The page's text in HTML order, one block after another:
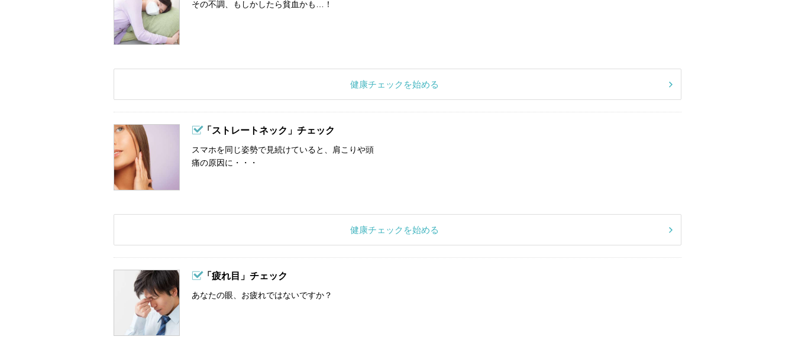
その不調、もしかしたら貧血かも…！
健康チェックを始める
「ストレートネック」チェック
スマホを同じ姿勢で見続けていると、肩こりや頭
痛の原因に・・・
健康チェックを始める
「疲れ目」チェック
あなたの眼、お疲れではないですか？